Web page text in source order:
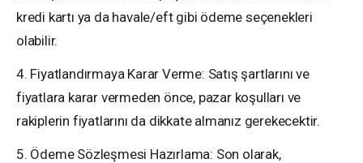
kredi kartı ya da havale/eft gibi ödeme seçenekleri
olabilir.
4. Fiyatlandırmaya Karar Verme: Satış şartlarını ve
fiyatlara karar vermeden önce, pazar koşulları ve
rakiplerin fiyatlarını da dikkate almanız gerekecektir.
5. Ödeme Sözleşmesi Hazırlama: Son olarak,